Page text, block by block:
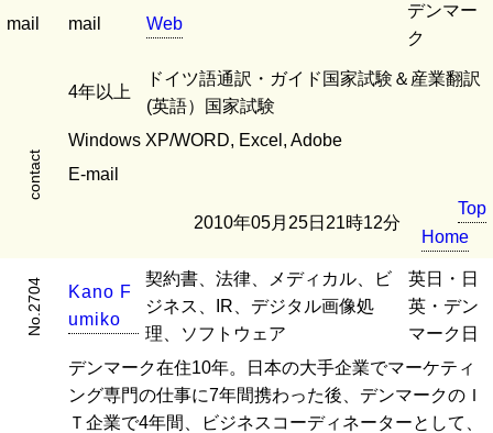
mail mail Web
デンマー
ク
4年以上
ドイツ語通訳・ガイド国家試験＆産業翻訳
(英語）国家試験
Windows XP/WORD, Excel, Adobe
contact E-mail
2010年05月25日21時12分
Top
Home
No.2704 Kano F
umi ko
契約書、法律、メディカル、ビ
ジネス、IR、デジタル画像処
理、ソフトウェア
英日・日
英・デン
マーク日
デンマーク在住10年。日本の大手企業でマーケティ
ング専門の仕事に7年間携わった後、デンマークのＩ
Ｔ企業で4年間、ビジネスコーディネーターとして、